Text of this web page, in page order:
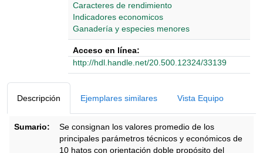
Caracteres de rendimiento
Indicadores economicos
Ganadería y especies menores
Acceso en línea:
http://hdl.handle.net/20.500.12324/33139
Descripción Ejemplares similares Vista Equipo
Sumario:
Se consignan los valores promedio de los
principales parámetros técnicos y económicos de
10 hatos con orientación doble propósito del